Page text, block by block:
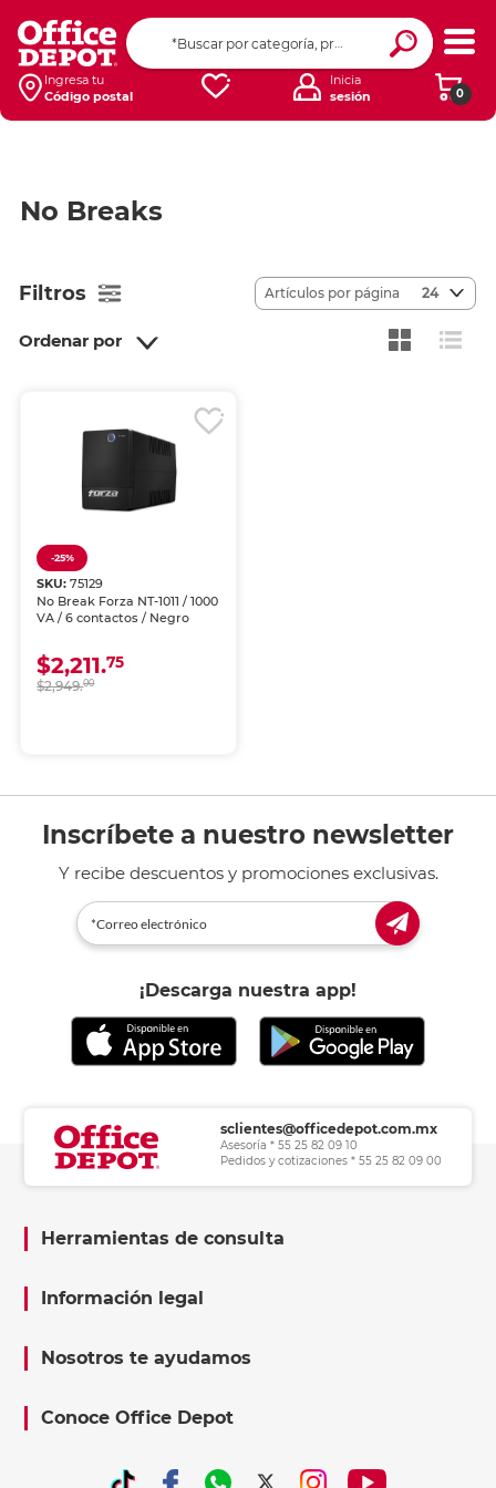
Ingresa tu
Código postal
0
Inicia
sesión
No Breaks
Filtros
Ordenar por
Artículos por página 24
-25%
SKU:75129
No Break Forza NT-1011 / 1000
VA / 6 contactos / Negro
$2,211.75
$2,949.00
Inscríbete a nuestro newsletter
Y recibe descuentos y promociones exclusivas.
¡Descarga nuestra app!
sclientes@officedepot.com.mx
Asesoría * 55 25 82 09 10
Pedidos y cotizaciones * 55 25 82 09 00
Herramientas de consulta
Información legal
Nosotros te ayudamos
Conoce Office Depot